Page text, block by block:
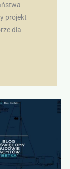
projekt
dla